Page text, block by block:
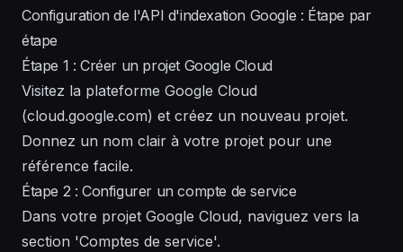
Configuration de l'API d'indexation Google : Étape par
étape
Étape 1 : Créer un projet Google Cloud
Visitez la plateforme Google Cloud
(cloud.google.com) et créez un nouveau projet.
Donnez un nom clair à votre projet pour une
référence facile.
Étape 2 : Configurer un compte de service
Dans votre projet Google Cloud, naviguez vers la
section 'Comptes de service'.